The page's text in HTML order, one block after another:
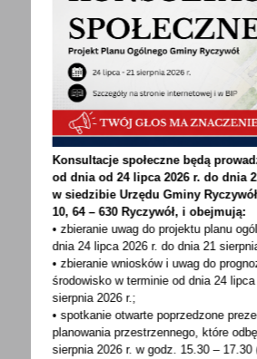
Konsultacje społeczne będą
od dnia od 24 lipca 2026 r. do dnia
w siedzibie Urzędu Gminy
10, 64 – 630 Ryczywół, i obejmują:
• zbieranie uwag do projektu planu
dnia 24 lipca 2026 r. do dnia 21
• zbieranie wniosków i uwag do
środowisko w terminie od dnia 24
sierpnia 2026 r.;
• spotkanie otwarte poprzedzone
planowania przestrzennego, które
sierpnia 2026 r.w godz. 15.30 – 17.30